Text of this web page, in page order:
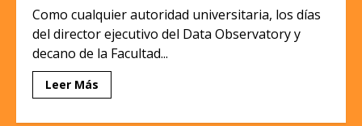
Como cualquier autoridad universitaria, los días
del director ejecutivo del Data Observatory y
decano de la Facultad...
Leer Más